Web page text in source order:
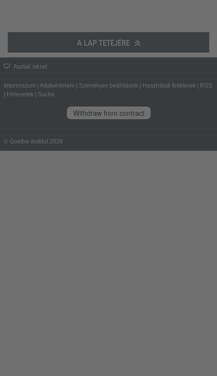
A LAP TETEJÉRE
Asztali nézet
Impresszum Adatvédelem Személyes beállítások Használati feltételek
RSS
Hírlevelek Suche
Withdraw from contract
© Goethe-Institut 2026